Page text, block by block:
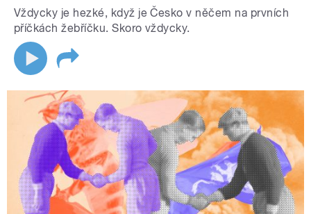
Vždycky je hezké, když je Česko v něčem na prvních
příčkách žebříčku. Skoro vždycky.